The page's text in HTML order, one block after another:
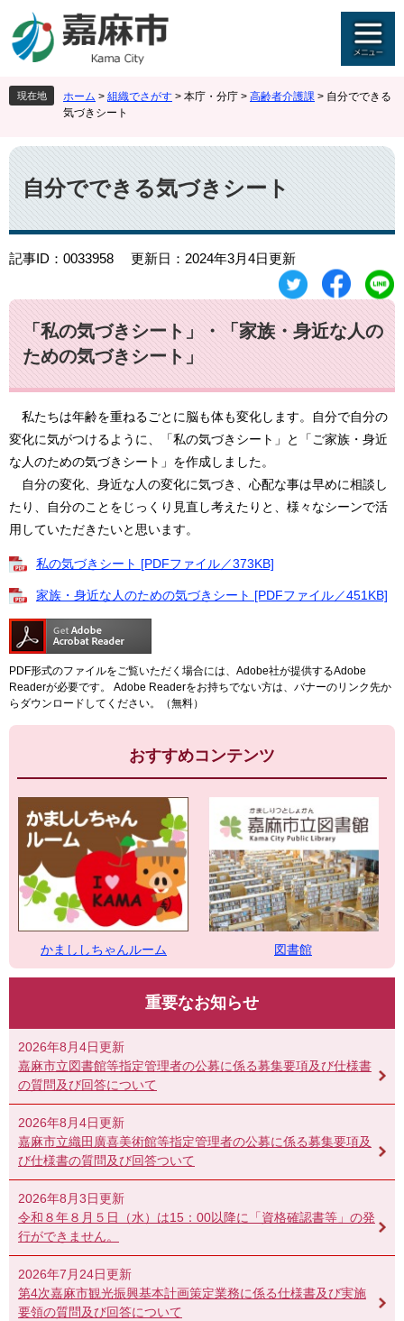
ジ
先
頭
。
ュ
を
飛
て
本
文
へ
現在地 ホーム > 組織でさがす > 本庁・分庁 > 高齢者介護課 > 自分でできる
気づきシート
本
文
自分でできる気づきシート
記事ID：0033958 更新日：2024年3月4日更新
「私の気づきシート」・「家族・身近な人の
ための気づきシート」
私たちは年齢を重ねるごとに脳も体も変化します。自分で自分の
変化に気がつけるように、「私の気づきシート」と「ご家族・身近
な人のための気づきシート」を作成しました。
自分の変化、身近な人の変化に気づき、心配な事は早めに相談し
たり、自分のことをじっくり見直し考えたりと、様々なシーンで活
用していただきたいと思います。
私の気づきシート [PDFファイル／373KB]
家族・身近な人のための気づきシート [PDFファイル／451KB]
PDF形式のファイルをご覧いただく場合には、Adobe社が提供するAdobe
Readerが必要です。
Adobe Readerをお持ちでない方は、バナーのリンク先か
らダウンロードしてください。（無料）
おすすめコンテンツ
かまししちゃんルーム 図書館
重要なお知らせ
2026年8月4日更新
嘉麻市立図書館等指定管理者の公募に係る募集要項及び仕様書
の質問及び回答について
2026年8月4日更新
嘉麻市立織田廣喜美術館等指定管理者の公募に係る募集要項及
び仕様書の質問及び回答ついて
2026年8月3日更新
令和８年８月５日（水）は15：00以降に「資格確認書等」の発
行ができません。
2026年7月24日更新
第4次嘉麻市観光振興基本計画策定業務に係る仕様書及び実施
要領の質問及び回答について